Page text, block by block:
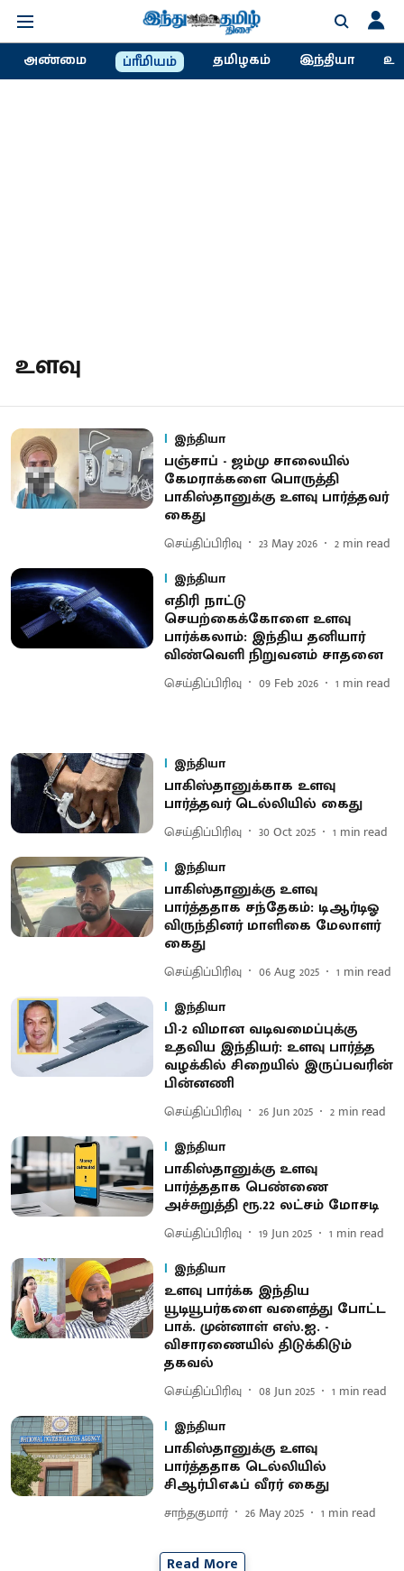
அண்மை ப்ரீமியம் தமிழகம் இந்தியா
உளவு
இந்தியா
பஞ்சாப் - ஜம்மு சாலையில்
கேமராக்களை பொருத்தி
பாகிஸ்தானுக்கு உளவு பார்த்தவர்
கைது
செய்திப்பிரிவு 23 May 2026 2 min read
இந்தியா
எதிரி நாட்டு
செயற்கைக்கோளை உளவு
பார்க்கலாம்: இந்திய தனியார்
விண்வெளி நிறுவனம் சாதனை
செய்திப்பிரிவு 09 Feb 2026 1 min read
இந்தியா
பாகிஸ்தானுக்காக உளவு
பார்த்தவர் டெல்லியில் கைது
செய்திப்பிரிவு 30 Oct 2025 1 min read
இந்தியா
பாகிஸ்தானுக்கு உளவு
பார்த்ததாக சந்தேகம்: டிஆர்டிஓ
விருந்தினர் மாளிகை மேலாளர்
கைது
செய்திப்பிரிவு 06 Aug 2025 1 min read
இந்தியா
பி-2 விமான வடிவமைப்புக்கு
உதவிய இந்தியர்: உளவு பார்த்த
வழக்கில் சிறையில் இருப்பவரின்
பின்னணி
செய்திப்பிரிவு 26 Jun 2025 2 min read
இந்தியா
பாகிஸ்தானுக்கு உளவு
பார்த்ததாக பெண்ணை
அச்சுறுத்தி ரூ.22 லட்சம் மோசடி
செய்திப்பிரிவு 19 Jun 2025 1 min read
இந்தியா
உளவு பார்க்க இந்திய
யூடியூபர்களை வளைத்து போட்ட
பாக். முன்னாள் எஸ்.ஐ. -
விசாரணையில் திடுக்கிடும்
தகவல்
செய்திப்பிரிவு 08 Jun 2025 1 min read
இந்தியா
பாகிஸ்தானுக்கு உளவு
பார்த்ததாக டெல்லியில்
சிஆர்பிஎஃப் வீரர் கைது
சாந்தகுமார் 26 May 2025 1 min read
Read More